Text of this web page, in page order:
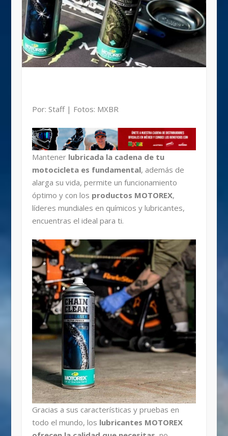
Por: Staff | Fotos: MXBR
Mantener lubricada la cadena de tu
motocicleta es fundamental, además de
alarga su vida, permite un funcionamiento
óptimo y con los productos MOTOREX,
líderes mundiales en químicos y lubricantes,
encuentras el ideal para ti.
Gracias a sus características y pruebas en
todo el mundo, los lubricantes MOTOREX